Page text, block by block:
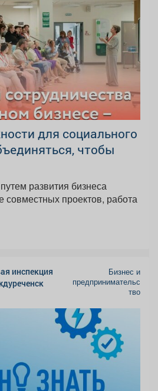
для социального
чтобы
развития бизнеса
совместных проектов, работа
инспекция
Бизнес и
предпринимательс
тво